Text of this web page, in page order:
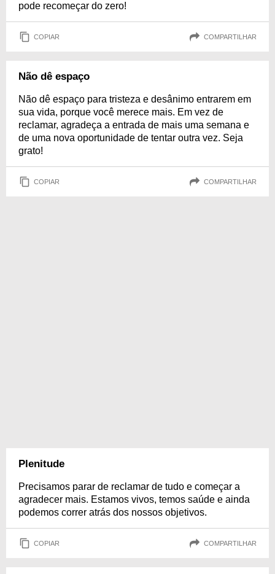
pode recomeçar do zero!
COPIAR COMPARTILHAR
Não dê espaço
Não dê espaço para tristeza e desânimo entrarem em
sua vida, porque você merece mais. Em vez de
reclamar, agradeça a entrada de mais uma semana e
de uma nova oportunidade de tentar outra vez. Seja
grato!
COPIAR COMPARTILHAR
Plenitude
Precisamos parar de reclamar de tudo e começar a
agradecer mais. Estamos vivos, temos saúde e ainda
podemos correr atrás dos nossos objetivos.
COPIAR COMPARTILHAR